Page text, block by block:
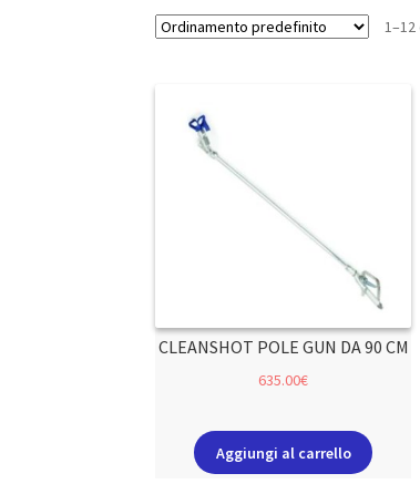
CLEANSHOT POLE GUN DA 90 CM
635.00€
Aggiungi al carrello